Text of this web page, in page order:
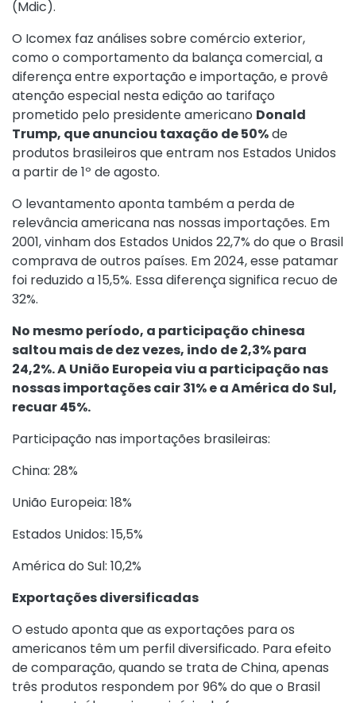
(Mdic).
O Icomex faz análises sobre comércio exterior,
como o comportamento da balança comercial, a
diferença entre exportação e importação, e provê
atenção especial nesta edição ao tarifaço
prometido pelo presidente americano Donald
Trump, que anunciou taxação de 50%de
produtos brasileiros que entram nos Estados Unidos
a partir de 1º de agosto.
O levantamento aponta também a perda de
relevância americana nas nossas importações. Em
2001, vinham dos Estados Unidos 22,7% do que o Brasil
comprava de outros países. Em 2024, esse patamar
foi reduzido a 15,5%. Essa diferença significa recuo de
32%.
No mesmo período, a participação chinesa
saltou mais de dez vezes, indo de 2,3% para
24,2%. A União Europeia viu a participação nas
nossas importações cair 31% e a América do Sul,
recuar 45%.
Participação nas importações brasileiras:
China: 28%
União Europeia: 18%
Estados Unidos: 15,5%
América do Sul: 10,2%
Exportações diversificadas
O estudo aponta que as exportações para os
americanos têm um perfil diversificado. Para efeito
de comparação, quando se trata de China, apenas
três produtos respondem por 96% do que o Brasil